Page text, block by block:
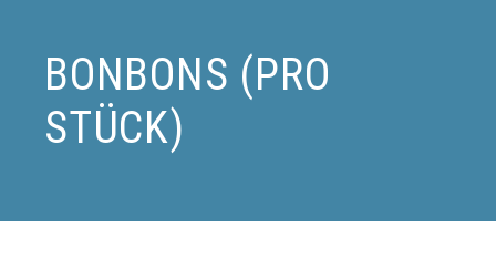
Aktuelles
für
Eupen
BONBONS (PRO
STÜCK)